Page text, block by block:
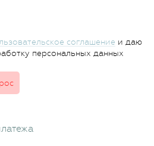
соглашение и даю
персональных данных